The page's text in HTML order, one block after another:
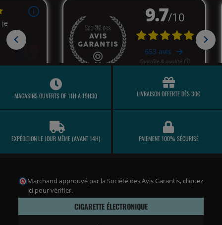
MAGASINS OUVERTS DE 11H À 19H30 LIVRAISON OFFERTE DÈS 30€
EXPÉDITION LE JOUR MÊME (AVANT 14H) PAIEMENT 100% SÉCURISÉ
Marchand approuvé par la Société des Avis Garantis, cliquez
ici pour vérifier.
CIGARETTE ÉLECTRONIQUE